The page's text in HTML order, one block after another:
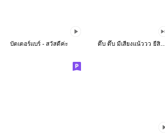
บัตเตอร์แบร์ - สวัสดีค่ะ